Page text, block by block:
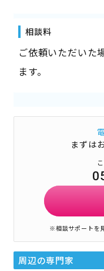
相談料
ご依頼いただいた
ます。
まずは
※相談サポートを
周辺の専門家